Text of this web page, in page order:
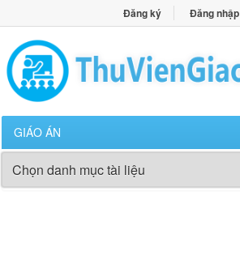
Đăng ký Đăng nhập
GIÁO ÁN